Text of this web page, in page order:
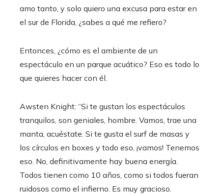
amo tanto, y solo quiero una excusa para estar en
el sur de Florida, ¿sabes a qué me refiero?
Entonces, ¿cómo es el ambiente de un
espectáculo en un parque acuático? Eso es todo lo
que quieres hacer con él.
Awsten Knight: “Si te gustan los espectáculos
tranquilos, son geniales, hombre. Vamos, trae una
manta, acuéstate. Si te gusta el surf de masas y
los círculos en boxes y todo eso, ¡vamos! Tenemos
eso. No, definitivamente hay buena energía.
Todos tienen como 10 años, como si todos fueran
ruidosos como el infierno. Es muy gracioso.